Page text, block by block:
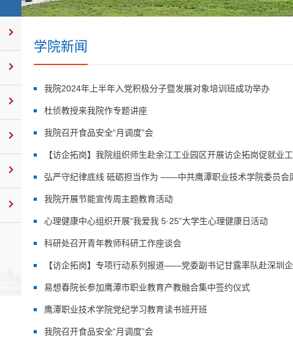
学院新闻
我院2024年上半年入党积极分子暨发展对象培训班成功举办
杜侦教授来我院作专题讲座
我院召开食品安全“月调度”会
【访企拓岗】我院组织师生赴余江工业园区开展访企拓岗促就业
弘严守纪律底线 砥砺担当作为 ——中共鹰潭职业技术学院委员会
我院开展节能宣传周主题教育活动
心理健康中心组织开展“我爱我 5·25”大学生心理健康日活动
科研处召开青年教师科研工作座谈会
【访企拓岗】专项行动系列报道——党委副书记甘露率队赴深圳
易想春院长参加鹰潭市职业教育产教融合集中签约仪式
鹰潭职业技术学院党纪学习教育读书班开班
我院召开食品安全“月调度”会